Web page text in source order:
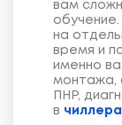
вам
на
время и
именно
монтажа,
ПНР,
в